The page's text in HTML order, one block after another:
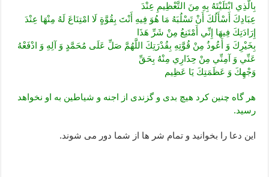
بِالَّذِي ابْتَلَيْتَهُ بِهِ مِنَ التَّعْظِيمِ عِنْدَ
عِبَادِكَ أَسْأَلُكَ أَنْ تَسْلُبَهُ مَا هُوَ فِيهِ أَنْتَ بِقُوَّةٍ لَا امْتِنَاعَ لَهُ مِنْهَا عِنْدَ
إِرَادَتِكَ‏ فِيهَا إِنِّي أَمْتَنِعُ مِنْ شَرِّ هَذَا
بِخَيْرِكَ وَ أَعُوذُ مِنْ قُوَّتِهِ بِقُدْرَتِكَ اللَّهُمَّ صَلِّ عَلَى مُحَمَّدٍ وَ آلِهِ وَ ادْفَعْهُ
عَنِّي وَ آمِنِّي مِنْ حِذَارِي مِنْهُ بِحَقِّ
وَجْهِكَ وَ عَظَمَتِكَ يَا عَظِيم‏
هر گاه چنین کرد هیچ بدی و گزندی از اجنه و شیاطین به او نخواهد
رسید.
این دعا را بخوانید و تمام شر ها از شما دور می شوند.